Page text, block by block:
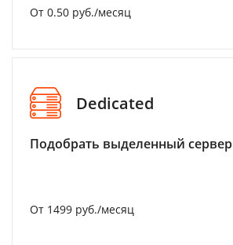
От 0.50 руб./месяц
Dedicated
Подобрать выделенный сервер
От 1499 руб./месяц